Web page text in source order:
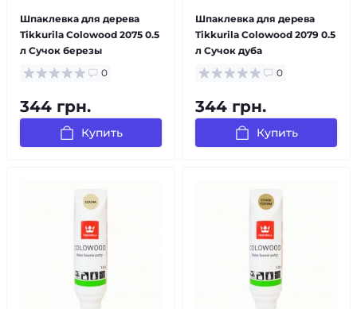
Шпаклевка для дерева
Tikkurila Colowood 2075 0.5
л Сучок березы
0
344 грн.
Купить
Шпаклевка для дерева
Tikkurila Colowood 2079 0.5
л Сучок дуба
0
344 грн.
Купить